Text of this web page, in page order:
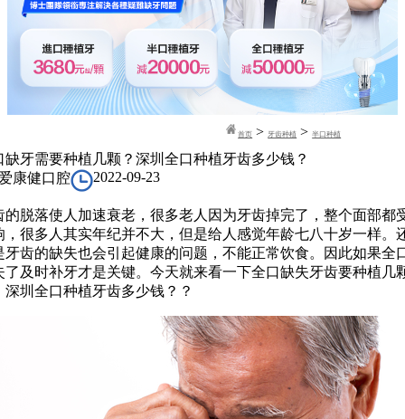
首页 > 牙齿种植 >半口种植
缺牙需要种植几颗？深圳全口种植牙齿多少钱？
康健口腔
2022-09-23
的脱落使人加速衰老，很多老人因为牙齿掉完了，整个面部都
，很多人其实年纪并不大，但是给人感觉年龄七八十岁一样。
牙齿的缺失也会引起健康的问题，不能正常饮食。因此如果全
了及时补牙才是关键。今天就来看一下全口缺失牙齿要种植几
深圳全口种植牙齿多少钱？？